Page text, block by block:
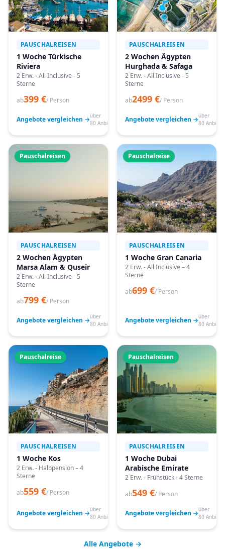
PAUSCHALREISEN
1 Woche Türkische
Riviera
2 Erw. - All Inclusive - 5
Sterne
ab399 €/ Person
Angebote vergleichen →über
80 Anbieter
PAUSCHALREISEN
2 Wochen Ägypten
Hurghada & Safaga
2 Erw. - All Inclusive - 5
Sterne
ab2499 €/ Person
Angebote vergleichen →über
80
Pauschalreisen
PAUSCHALREISEN
2 Wochen Ägypten
Marsa Alam & Quseir
2 Erw. - All Inclusive - 5
Sterne
ab799 €/ Person
Angebote vergleichen →über
80 Anbieter
Pauschalreise
PAUSCHALREISEN
1 Woche Gran Canaria
2 Erw. - All Inclusive – 4
Sterne
ab699 €/ Person
Angebote vergleichen →über
80
Pauschalreise
PAUSCHALREISEN
1 Woche Kos
2 Erw. - Halbpension – 4
Sterne
ab559 €/ Person
Angebote vergleichen →über
80 Anbieter
Pauschalreisen
PAUSCHALREISEN
1 Woche Dubai
Arabische Emirate
2 Erw. - Frühstück - 4 Sterne
ab549 €/ Person
Angebote vergleichen →über
80
Alle Angebote →